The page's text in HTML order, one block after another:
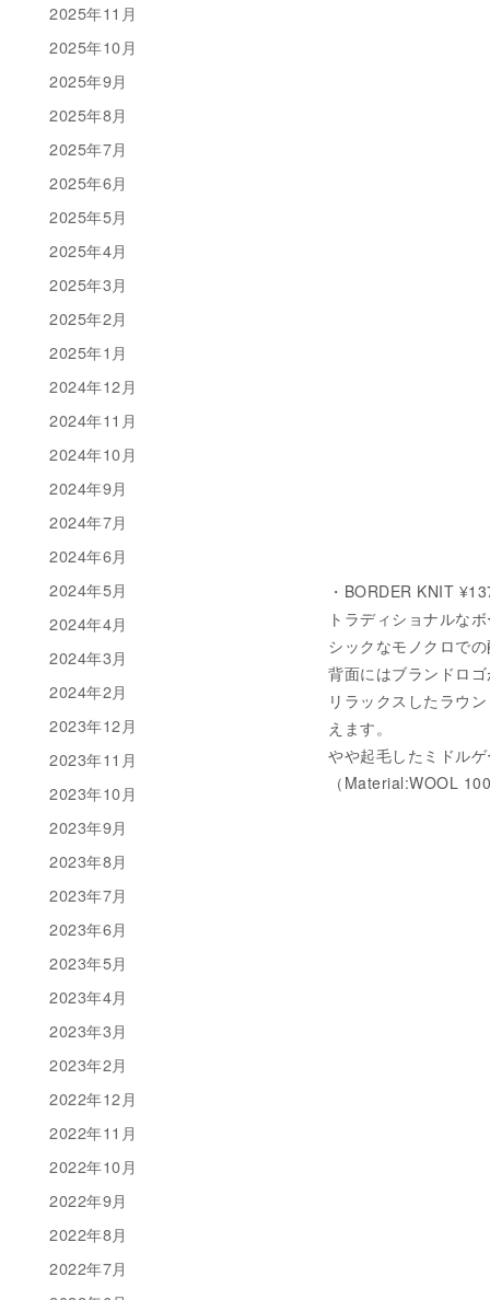
・BORDER KNIT
トラディショナルな
シックなモノクロで
背面にはブランドロ
リラックスしたラウ
えます。
やや起毛したミドル
（Material:WOOL
2025年11月
2025年10月
2025年9月
2025年8月
2025年7月
2025年6月
2025年5月
2025年4月
2025年3月
2025年2月
2025年1月
2024年12月
2024年11月
2024年10月
2024年9月
2024年7月
2024年6月
2024年5月
2024年4月
2024年3月
2024年2月
2023年12月
2023年11月
2023年10月
2023年9月
2023年8月
2023年7月
2023年6月
2023年5月
2023年4月
2023年3月
2023年2月
2022年12月
2022年11月
2022年10月
2022年9月
2022年8月
2022年7月